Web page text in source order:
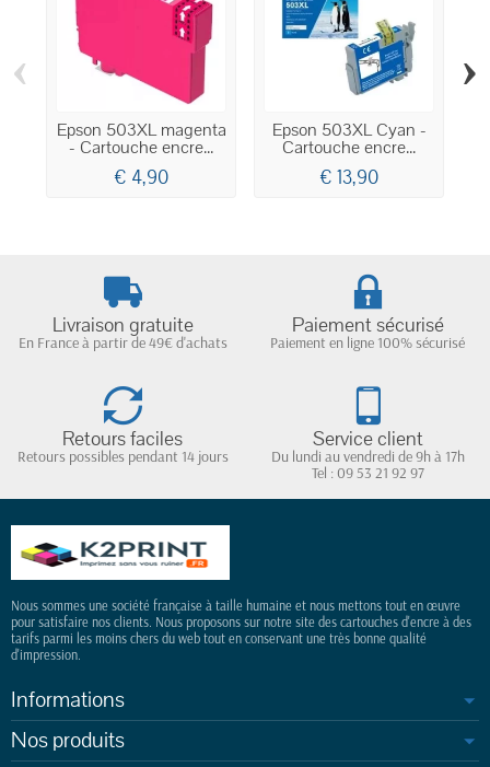
Epson 503XL magenta
- Cartouche encre...
€ 4,90
Epson 503XL Cyan -
Cartouche encre...
€ 13,90
‹ ›
Livraison gratuite
En France à partir de 49€ d'achats
Paiement sécurisé
Paiement en ligne 100% sécurisé
Retours faciles
Retours possibles pendant 14 jours
Service client
Du lundi au vendredi de 9h à 17h
Tel : 09 53 21 92 97
Nous sommes une société française à taille humaine et nous mettons tout en œuvre
pour satisfaire nos clients. Nous proposons sur notre site des cartouches d'encre à des
tarifs parmi les moins chers du web tout en conservant une très bonne qualité
d'impression.
Informations
Nos produits